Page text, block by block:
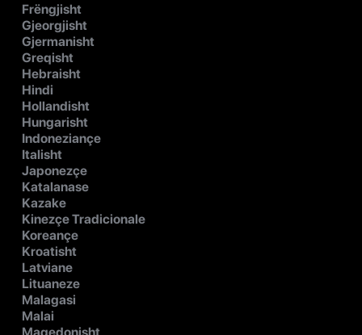
Frëngjisht
Gjeorgjisht
Gjermanisht
Greqisht
Hebraisht
Hindi
Hollandisht
Hungarisht
Indoneziançe
Italisht
Japonezçe
Katalanase
Kazake
Kinezçe Tradicionale
Koreançe
Kroatisht
Latviane
Lituaneze
Malagasi
Malai